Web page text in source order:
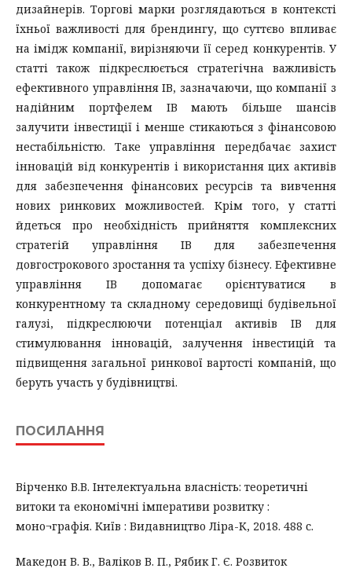
дизайнерів. Торгові марки розглядаються в контексті
їхньої важливості для брендингу, що суттєво впливає
на імідж компанії, вирізняючи її серед конкурентів. У
статті також підкреслюється стратегічна важливість
ефективного управління ІВ, зазначаючи, що компанії з
надійним портфелем ІВ мають більше шансів
залучити інвестиції і менше стикаються з фінансовою
нестабільністю. Таке управління передбачає захист
інновацій від конкурентів і використання цих активів
для забезпечення фінансових ресурсів та вивчення
нових ринкових можливостей. Крім того, у статті
йдеться про необхідність прийняття комплексних
стратегій управління ІВ для забезпечення
довгострокового зростання та успіху бізнесу. Ефективне
управління ІВ допомагає орієнтуватися в
конкурентному та складному середовищі будівельної
галузі, підкреслюючи потенціал активів ІВ для
стимулювання інновацій, залучення інвестицій та
підвищення загальної ринкової вартості компаній, що
беруть участь у будівництві.
ПОСИЛАННЯ
Вірченко В.В. Інтелектуальна власність: теоретичні
витоки та економічні імперативи розвитку :
моно¬графія. Київ : Видавництво Ліра-К, 2018. 488 с.
Македон В. В., Валіков В. П., Рябик Г. Є. Розвиток